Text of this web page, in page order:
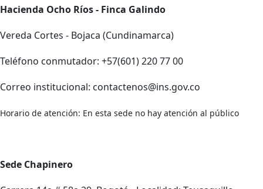
Hacienda Ocho Ríos - Finca Galindo
Vereda Cortes - Bojaca (Cundinamarca)
Teléfono conmutador: +57(601) 220 77 00
Correo institucional: contactenos@ins.gov.co
Horario de atención: En esta sede no hay atención al público
Sede Chapinero